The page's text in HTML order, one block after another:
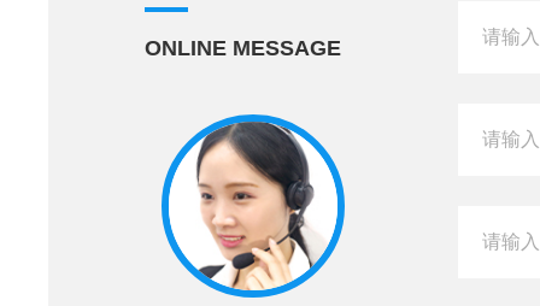
ONLINE MESSAGE